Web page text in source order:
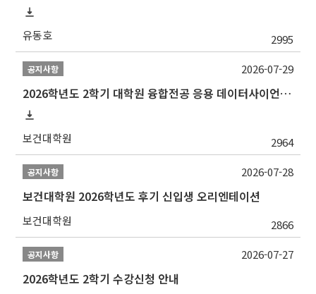
유동호 2995
공지사항
2026학년도 2학기 대학원 융합전공 응용 데이터사이언스 선발 계획 알림
보건대학원 2964
2026-07-29
공지사항
보건대학원 2026학년도 후기 신입생 오리엔테이션
보건대학원 2866
2026-07-28
공지사항
2026학년도 2학기 수강신청 안내
2026-07-27